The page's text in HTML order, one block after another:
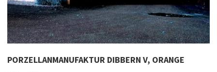
PORZELLANMANUFAKTUR DIBBERN V, ORANGE